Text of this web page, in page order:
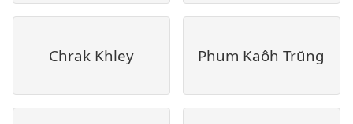
Chrak Khley Phum Kaôh Trŭng